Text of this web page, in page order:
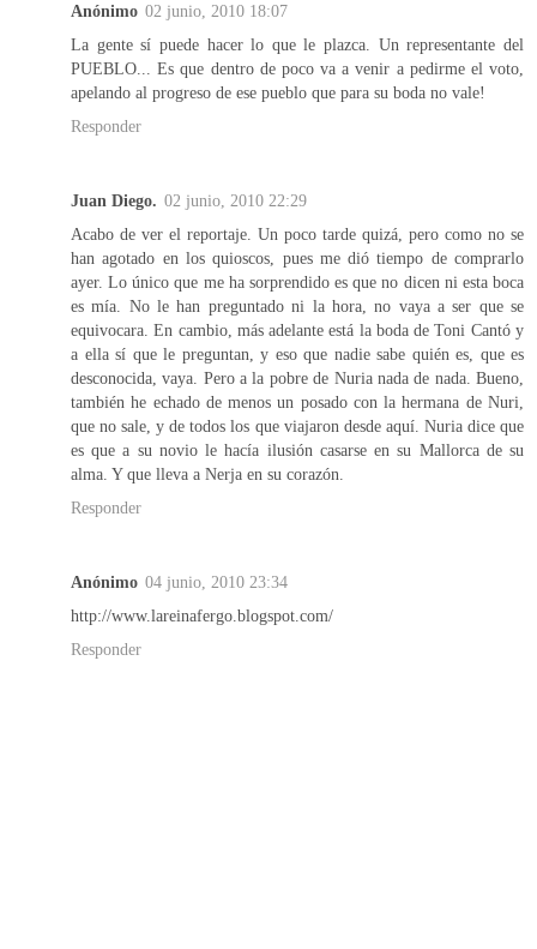
Anónimo 02 junio, 2010 18:07
La gente sí puede hacer lo que le plazca. Un representante del
PUEBLO... Es que dentro de poco va a venir a pedirme el voto,
apelando al progreso de ese pueblo que para su boda no vale!
Responder
Juan Diego. 02 junio, 2010 22:29
Acabo de ver el reportaje. Un poco tarde quizá, pero como no se
han agotado en los quioscos, pues me dió tiempo de comprarlo
ayer. Lo único que me ha sorprendido es que no dicen ni esta boca
es mía. No le han preguntado ni la hora, no vaya a ser que se
equivocara. En cambio, más adelante está la boda de Toni Cantó y
a ella sí que le preguntan, y eso que nadie sabe quién es, que es
desconocida, vaya. Pero a la pobre de Nuria nada de nada. Bueno,
también he echado de menos un posado con la hermana de Nuri,
que no sale, y de todos los que viajaron desde aquí. Nuria dice que
es que a su novio le hacía ilusión casarse en su Mallorca de su
alma. Y que lleva a Nerja en su corazón.
Responder
Anónimo 04 junio, 2010 23:34
http://www.lareinafergo.blogspot.com/
Responder